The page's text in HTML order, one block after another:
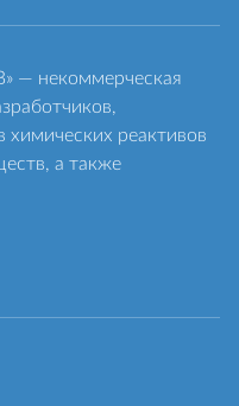
— некоммерческая
реактивов
а также